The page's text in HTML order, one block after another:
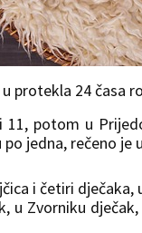
protekla 24 časa
11, potom u
jedna, rečeno je
i četiri
u Zvorniku